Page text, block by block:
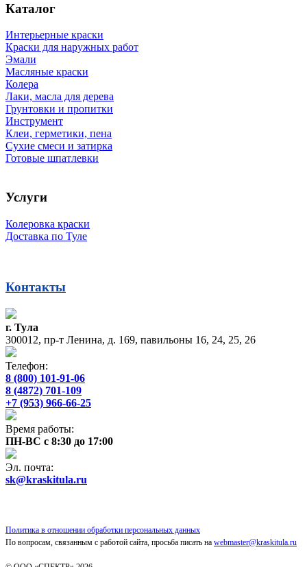
Каталог
Интерьерные краски
Краски для наружных работ
Эмали
Масляные краски
Колера
Лаки, масла для дерева
Грунтовки и пропитки
Инструмент
Клеи, герметики, пена
Сухие смеси и затирка
Готовые шпатлевки
Услуги
Колеровка краски
Доставка по Туле
Контакты
г. Тула
300012, пр-т Ленина, д. 169, павильоны 16, 24, 25, 26
Телефон:
8 (800) 101-91-06
8 (4872) 701-109
+7 (953) 966-66-25
Время работы:
ПН-ВС с 8:30 до 17:00
Эл. почта:
sk@kraskitula.ru
Политика в отношении обработки персональных данных
По вопросам, связанным с работой сайта, просьба писать на webmaster@kraskitula.ru